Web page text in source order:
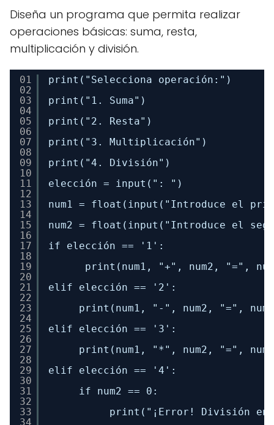
Diseña un programa que permita realizar
operaciones básicas: suma, resta,
multiplicación y división.
01
02
03
04
05
06
07
08
09
10
11
12
13
14
15
16
17
18
19
20
21
22
23
24
25
26
27
28
29
30
31
32
33
34
print("Selecciona operación:")
print("1. Suma")
print("2. Resta")
print("3. Multiplicación")
print("4. División")
elección = input(": ")
num1 = float(input("Introduce el
num2 = float(input("Introduce el
if elección == '1':
print(num1, "+", num2, "=",
elif elección == '2':
print(num1, "-", num2, "=",
elif elección == '3':
print(num1, "*", num2, "=",
elif elección == '4':
if num2 == 0:
print("¡Error! División